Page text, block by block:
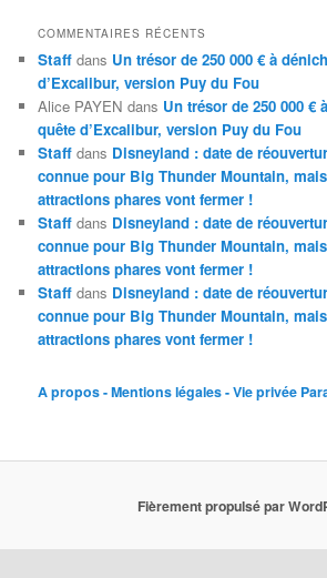
COMMENTAIRES RÉCENTS
Staff dans Un trésor de 250 000 € à
d’Excalibur, version Puy du Fou
Alice PAYEN dans Un trésor de 250 000 €
quête d’Excalibur, version Puy du Fou
Staff dans Disneyland : date de
connue pour Big Thunder Mountain, mais
attractions phares vont fermer !
Staff dans Disneyland : date de
connue pour Big Thunder Mountain, mais
attractions phares vont fermer !
Staff dans Disneyland : date de
connue pour Big Thunder Mountain, mais
attractions phares vont fermer !
A propos - Mentions légales - Vie privée
Fièrement propulsé par